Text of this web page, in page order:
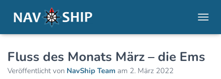
Fluss des Monats März – die Ems
Veröffentlicht von NavShip Team am 2. März 2022